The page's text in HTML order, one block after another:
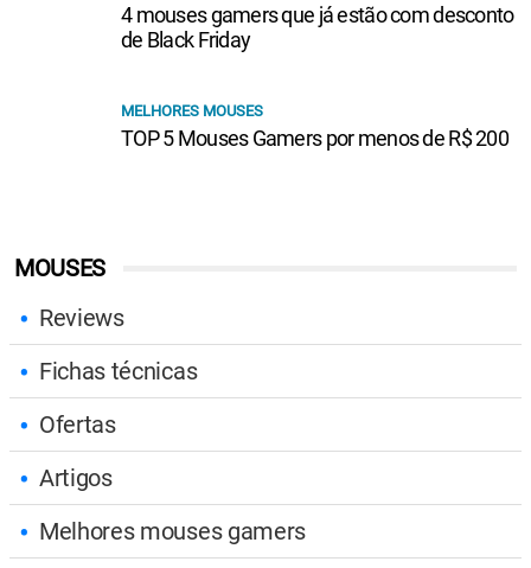
MOUSES
Reviews
Fichas técnicas
Ofertas
Artigos
Melhores mouses gamers
4 mouses gamers que já estão com desconto
de Black Friday
MELHORES MOUSES
TOP 5 Mouses Gamers por menos de R$ 200